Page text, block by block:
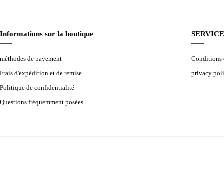
Informations sur la boutique
méthodes de payement
Frais d'expédition et de remise
Politique de confidentialité
Questions fréquemment posées
Conditions
privacy